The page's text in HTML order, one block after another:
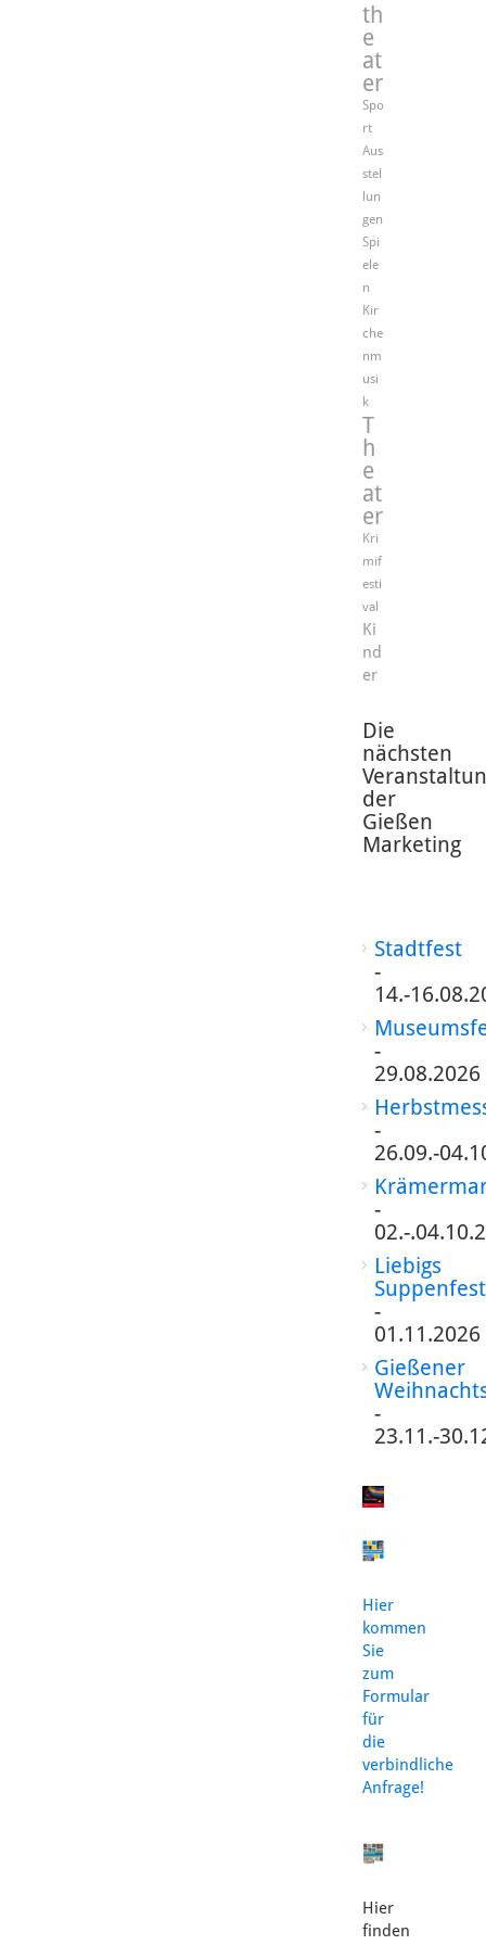
th
e
at
er
Spo
rt
Aus
stel
lun
gen
Spi
ele
n
Kir
che
nm
usi
k
T
h
e
at
er
Kri
mif
esti
val
Ki
nd
er
Die
nächsten
der
Gießen
Marketing
Stadtfest
-
14.-
-
29.08.2026
-
26.09.-
-
02.-
Liebigs
Suppenfest
-
01.11.2026
Gießener
-
23.11.-
Hier
kommen
Sie
zum
Formular
für
die
verbindliche
Anfrage!
Hier
finden